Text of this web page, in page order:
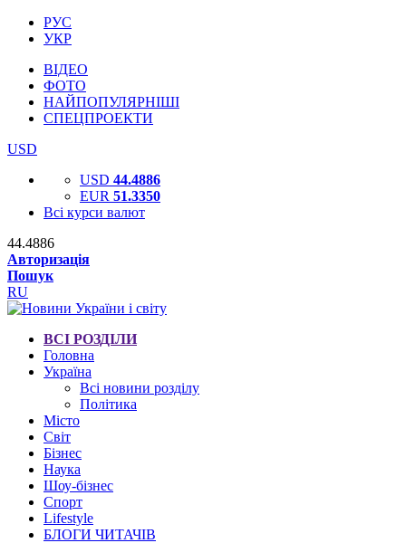
РУС
УКР
ВІДЕО
ФОТО
НАЙПОПУЛЯРНІШІ
СПЕЦПРОЕКТИ
USD
USD 44.4886
EUR 51.3350
Всі курси валют
44.4886
Авторизація
Пошук
RU
ВСІ РОЗДІЛИ
Головна
Україна
Всі новини розділу
Політика
Місто
Світ
Бізнес
Наука
Шоу-бізнес
Спорт
Lifestyle
БЛОГИ ЧИТАЧІВ